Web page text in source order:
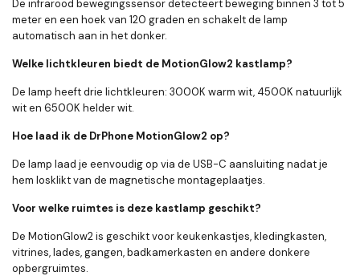
De infrarood bewegingssensor detecteert beweging binnen 3 tot 5
meter en een hoek van 120 graden en schakelt de lamp
automatisch aan in het donker.
Welke lichtkleuren biedt de MotionGlow2 kastlamp?
De lamp heeft drie lichtkleuren: 3000K warm wit, 4500K natuurlijk
wit en 6500K helder wit.
Hoe laad ik de DrPhone MotionGlow2 op?
De lamp laad je eenvoudig op via de USB-C aansluiting nadat je
hem losklikt van de magnetische montageplaatjes.
Voor welke ruimtes is deze kastlamp geschikt?
De MotionGlow2 is geschikt voor keukenkastjes, kledingkasten,
vitrines, lades, gangen, badkamerkasten en andere donkere
opbergruimtes.